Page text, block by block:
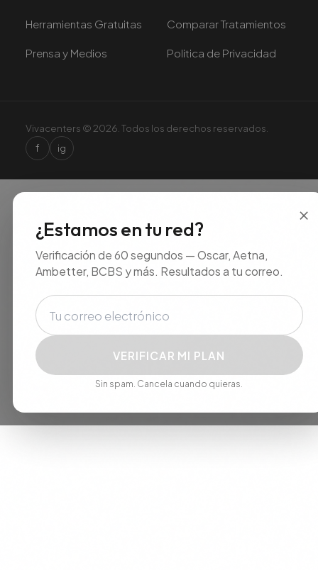
Herramientas Gratuitas Comparar Tratamientos
Prensa y Medios Politica de Privacidad
Vivacenters © 2026. Todos los derechos reservados.
f ig
×
¿Estamos en tu red?
Verificación de 60 segundos — Oscar, Aetna,
Ambetter, BCBS y más. Resultados a tu correo.
Correo electrónico
VERIFICAR MI PLAN
Sin spam. Cancela cuando quieras.